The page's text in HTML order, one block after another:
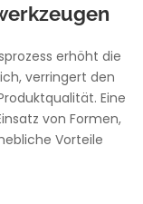
erhöht die
verringert den
Eine
von Formen,
Vorteile